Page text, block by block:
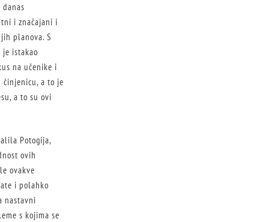
i značajani i
planova. S
istakao
na učenike i
a to je
a to su ovi
Potogija,
ovih
ovakve
i polahko
nastavni
s kojima se